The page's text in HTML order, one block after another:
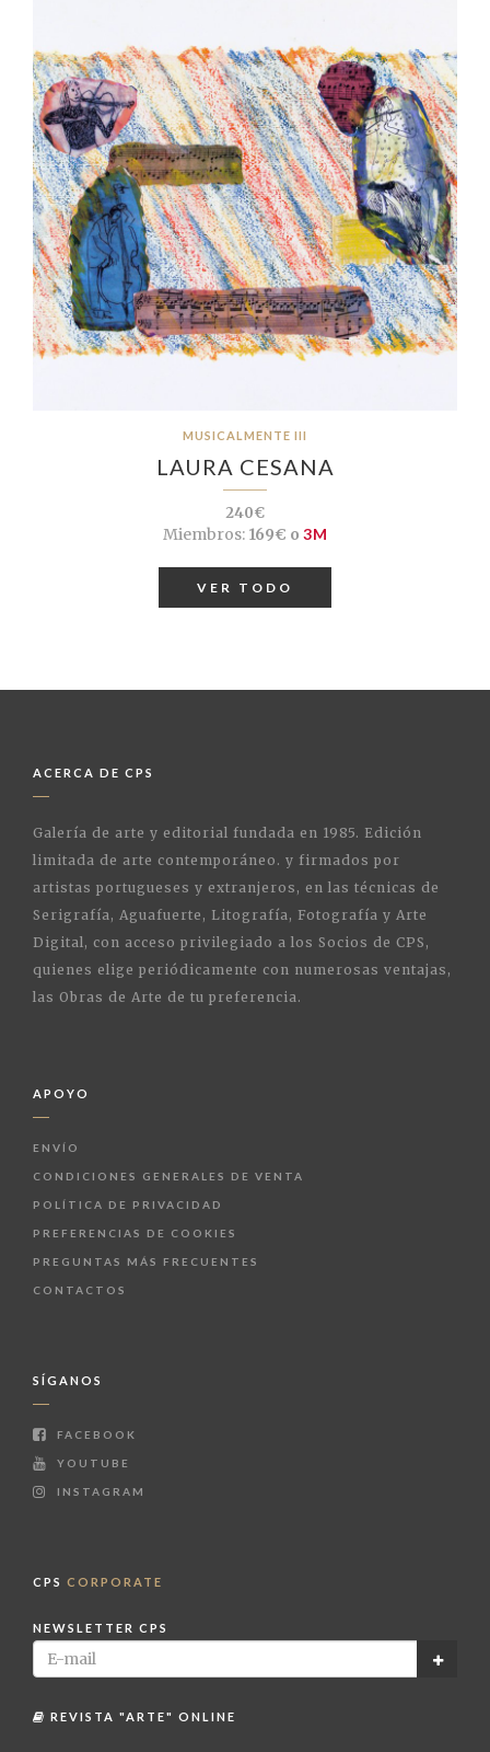
MUSICALMENTE III
LAURA CESANA
240€
Miembros:169€ o 3M
VER TODO
ACERCA DE CPS
Galería de arte y editorial fundada en 1985. Edición
limitada de arte contemporáneo. y firmados por
artistas portugueses y extranjeros, en las técnicas de
Serigrafía, Aguafuerte, Litografía, Fotografía y Arte
Digital, con acceso privilegiado a los Socios de CPS,
quienes elige periódicamente con numerosas ventajas,
las Obras de Arte de tu preferencia.
APOYO
ENVÍO
CONDICIONES GENERALES DE VENTA
POLÍTICA DE PRIVACIDAD
PREFERENCIAS DE COOKIES
PREGUNTAS MÁS FRECUENTES
CONTACTOS
SÍGANOS
FACEBOOK
YOUTUBE
INSTAGRAM
CPS CORPORATE
NEWSLETTER CPS
REVISTA "ARTE" ONLINE